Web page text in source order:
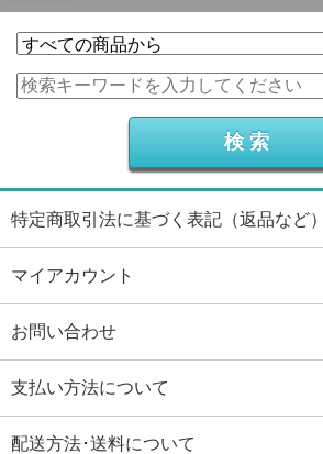
特定商取引法に基づく表記（返品など）
マイアカウント
お問い合わせ
支払い方法について
配送方法･送料について